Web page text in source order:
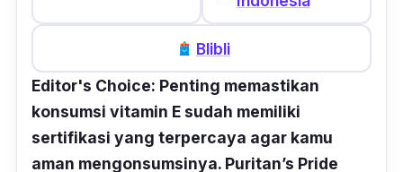
Blibli
Editor's Choice: Penting memastikan
konsumsi vitamin E sudah memiliki
sertifikasi yang terpercaya agar kamu
aman mengonsumsinya. Puritan’s Pride